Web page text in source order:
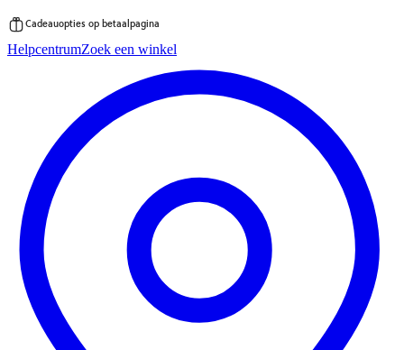
direct
Cadeauopties op betaalpagina
HelpcentrumZoek een winkel